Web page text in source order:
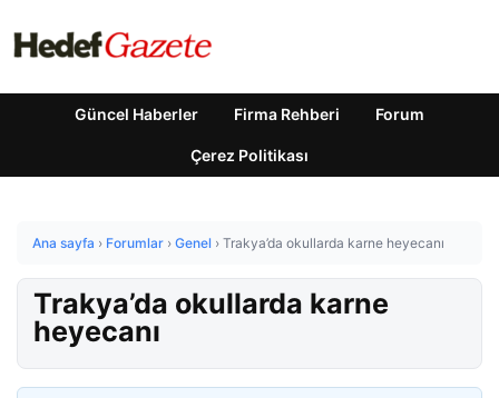
Güncel Haberler Firma Rehberi Forum
Çerez Politikası
Ana sayfa › Forumlar › Genel › Trakya’da okullarda karne heyecanı
Trakya’da okullarda karne
heyecanı